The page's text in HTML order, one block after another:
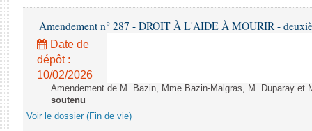
Amendement n° 287 - DROIT À L'AIDE À MOURIR -
Date de
dépôt :
10/02/2026
Amendement de M. Bazin, Mme Bazin-Malgras, M. Duparay et
soutenu
Voir le dossier (Fin de vie)